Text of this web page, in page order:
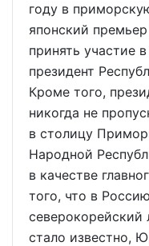
году в
японский
принять участие
президент
Кроме того,
никогда не
в столицу
Народной
в качестве
того, что в
стало известно,